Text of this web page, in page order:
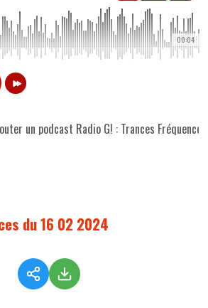
00:04
un podcast Radio G! : Trances
du 16 02 2024